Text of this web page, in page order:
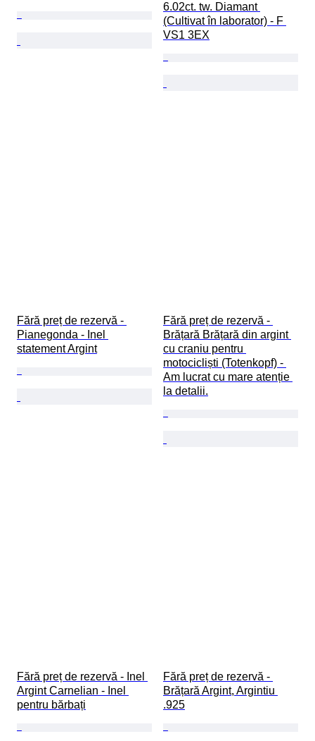
6.02ct. tw. Diamant
(Cultivat în laborator) - F
VS1 3EX
Fără preț de rezervă -
Pianegonda - Inel
statement Argint
Fără preț de rezervă -
Brățară Brățară din argint
cu craniu pentru
motocicliști (Totenkopf) -
Am lucrat cu mare atenție
la detalii.
Fără preț de rezervă - Inel
Argint Carnelian - Inel
pentru bărbați
Fără preț de rezervă -
Brățară Argint, Argintiu
.925